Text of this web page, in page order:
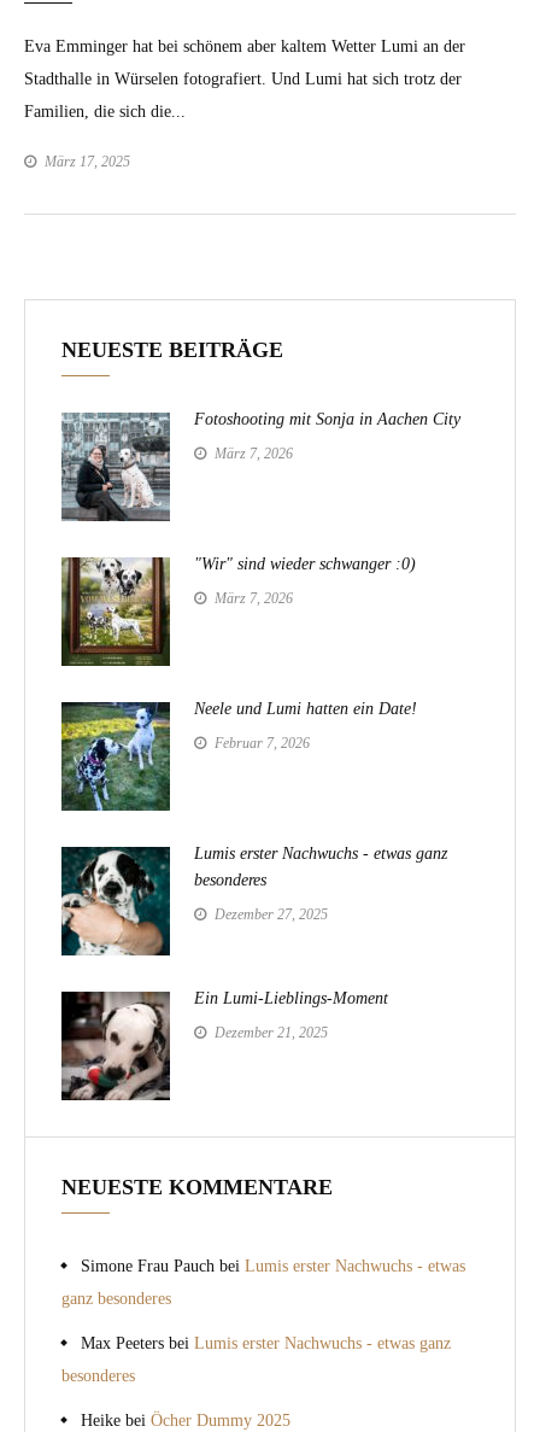
Eva Emminger hat bei schönem aber kaltem Wetter Lumi an der
Stadthalle in Würselen fotografiert. Und Lumi hat sich trotz der
Familien, die sich die...
März 17, 2025
NEUESTE BEITRÄGE
Fotoshooting mit Sonja in Aachen City
März 7, 2026
"Wir" sind wieder schwanger :0)
März 7, 2026
Neele und Lumi hatten ein Date!
Februar 7, 2026
Lumis erster Nachwuchs - etwas ganz
besonderes
Dezember 27, 2025
Ein Lumi-Lieblings-Moment
Dezember 21, 2025
NEUESTE KOMMENTARE
Simone Frau Pauch bei Lumis erster Nachwuchs - etwas
ganz besonderes
Max Peeters bei Lumis erster Nachwuchs - etwas ganz
besonderes
Heike bei Öcher Dummy 2025